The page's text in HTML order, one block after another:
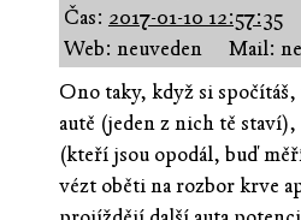
Čas: 2017-01-10 12:57:35
Web: neuveden
Mail:
Ono taky, když si
autě (jeden z nich tě
(kteří jsou opodál, buď
vézt oběti na rozbor krve